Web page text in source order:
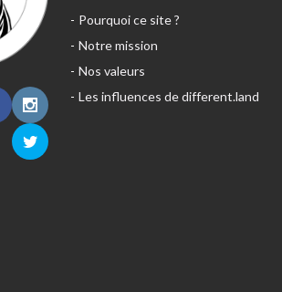
Pourquoi ce site ?
Notre mission
Nos valeurs
Les influences de different.land